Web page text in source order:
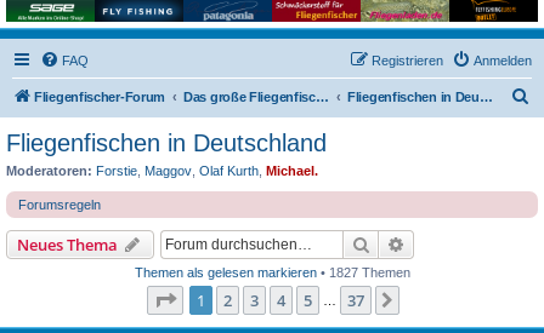
FAQ Anmelden
Registrieren
Fliegenfischer-Forum Das große Fliegenfischer-Forum! Fliegenfischen in Deutschland
e
Fliegenfischen in Deutschland
Moderatoren: Forstie Maggov Olaf Kurth Michael.
Forumsregeln
Neues Thema Suche
Themen als gelesen markieren• 1827 Themen
Seite 1von 37
1 2 3 4 5 37